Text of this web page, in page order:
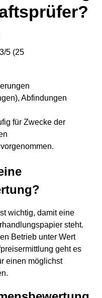
5 (25
Abfindungen
für Zwecke der
wichtig, damit eine
steht.
Betrieb unter Wert
geht es
einen möglichst